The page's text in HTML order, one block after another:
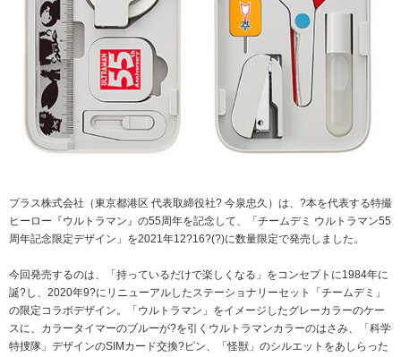
閉じる
私たちのアクション
「文具の環境配慮」への挑戦
「新たな働く環境づくり」への挑戦
「地域に根ざした学校づくり」への挑戦
これが私の社会最適
マテリアリティ
プラスグループのマテリアリティ
働く人に満足を。
社会に満足を。
地球環境に満足を。
閉じる
採用
ニュースリリース
閉じる
企業TOP
オフィス空間・家具
文具・事務用品
ミーティングツール
流通
閉じる
プラス株式会社（東京都港区 代表取締役社? 今泉忠久）は、?本を代表する特撮
ヒーロー『ウルトラマン』の55周年を記念して、「チームデミ ウルトラマン55
周年記念限定デザイン」を2021年12?16?(?)に数量限定で発売しました。
今回発売するのは、「持っているだけで楽しくなる」をコンセプトに1984年に
誕?し、2020年9?にリニューアルしたステーショナリーセット「チームデミ」
の限定コラボデザイン。「ウルトラマン」をイメージしたグレーカラーのケー
スに、カラータイマーのブルーが?を引くウルトラマンカラーのはさみ、「科学
特捜隊」デザインのSIMカード交換?ピン、「怪獣」のシルエットをあしらった